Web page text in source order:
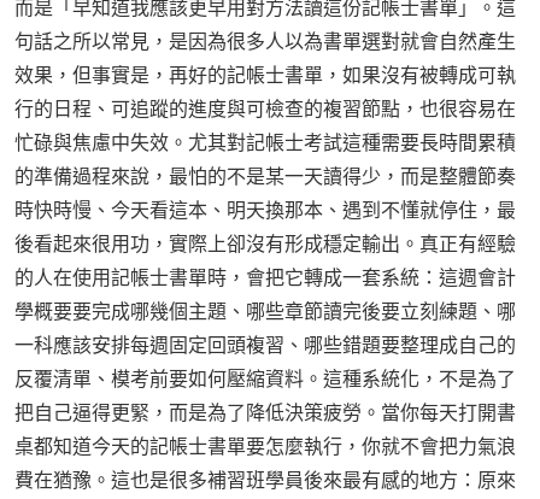
而是「早知道我應該更早用對方法讀這份記帳士書單」。這
句話之所以常見，是因為很多人以為書單選對就會自然產生
效果，但事實是，再好的記帳士書單，如果沒有被轉成可執
行的日程、可追蹤的進度與可檢查的複習節點，也很容易在
忙碌與焦慮中失效。尤其對記帳士考試這種需要長時間累積
的準備過程來說，最怕的不是某一天讀得少，而是整體節奏
時快時慢、今天看這本、明天換那本、遇到不懂就停住，最
後看起來很用功，實際上卻沒有形成穩定輸出。真正有經驗
的人在使用記帳士書單時，會把它轉成一套系統：這週會計
學概要要完成哪幾個主題、哪些章節讀完後要立刻練題、哪
一科應該安排每週固定回頭複習、哪些錯題要整理成自己的
反覆清單、模考前要如何壓縮資料。這種系統化，不是為了
把自己逼得更緊，而是為了降低決策疲勞。當你每天打開書
桌都知道今天的記帳士書單要怎麼執行，你就不會把力氣浪
費在猶豫。這也是很多補習班學員後來最有感的地方：原來